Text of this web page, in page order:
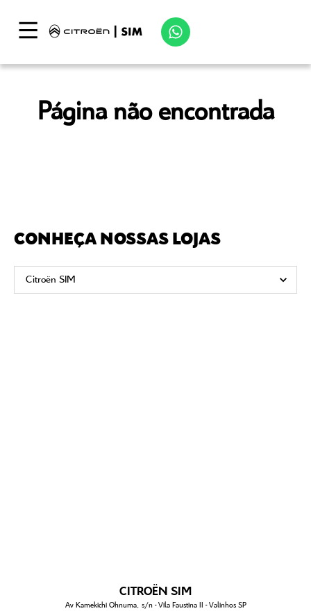
Página não encontrada
CONHEÇA NOSSAS LOJAS
CITROËN SIM
Av Kamekichi Ohnuma, s/n - Vila Faustina II - Valinhos SP